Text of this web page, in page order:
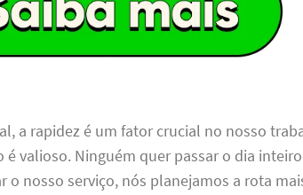
a rapidez é um fator crucial no nosso
valioso. Ninguém quer passar o dia
o nosso serviço, nós planejamos a rota